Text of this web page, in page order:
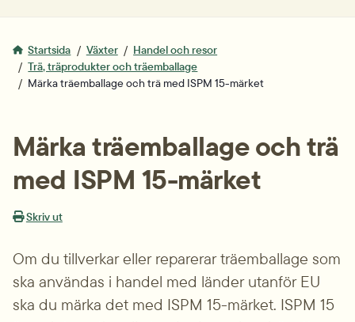
Startsida Växter
Handel och resor
Trä, träprodukter och träemballage
Märka träemballage och trä med ISPM 15-märket
Märka träemballage och trä
med ISPM 15-märket
Skriv ut
Om du tillverkar eller reparerar träemballage som
ska användas i handel med länder utanför EU
ska du märka det med ISPM 15-märket. ISPM 15